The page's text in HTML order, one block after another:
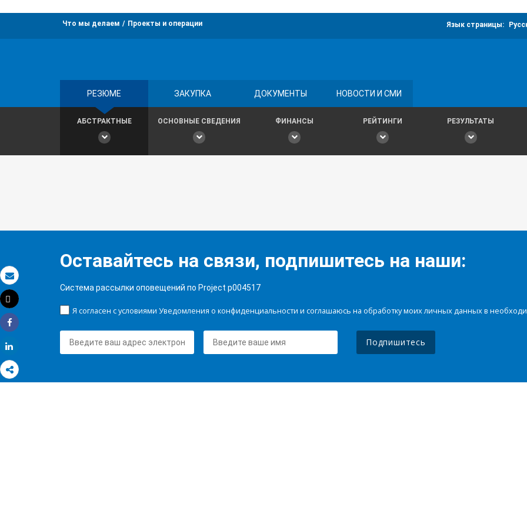
Электронная почта
Распечатать
Tweet
Share
Что мы делаем Проекты и операции Язык страницы:
РЕЗЮМЕ ЗАКУПКА ДОКУМЕНТЫ НОВОСТИ И СМИ
АБСТРАКТНЫЕ ОСНОВНЫЕ СВЕДЕНИЯ ФИНАНСЫ РЕЙТИНГИ РЕЗУЛЬТАТЫ
Оставайтесь на связи, подпишитесь на наши:
Система рассылки оповещений по Project p004517
Я согласен с условиями Уведомления о конфиденциальности и соглашаюсь на обработку моих личных данных в
Подпишитесь